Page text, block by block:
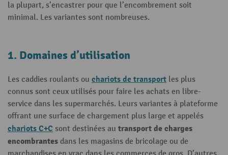
la plupart, s’encastrer pour que l’encombrement soit
minimal. Les variantes sont nombreuses.
1. Domaines d’utilisation
Les caddies roulants ou chariots de transport les plus
connus sont ceux utilisés pour faire les achats en libre-
service dans les supermarchés. Leurs variantes à plateforme
offrant une surface de chargement plus large et appelés
chariots C+C sont destinées au transport de charges
encombrantes dans les magasins de bricolage ou de